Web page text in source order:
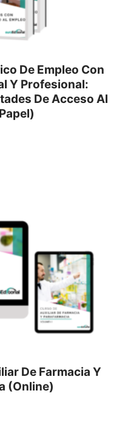
De Empleo Con
Y Profesional:
De Acceso Al
De Farmacia Y
(Online)